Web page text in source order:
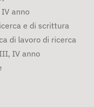
anno
e di scrittura
di lavoro di ricerca
III, IV anno